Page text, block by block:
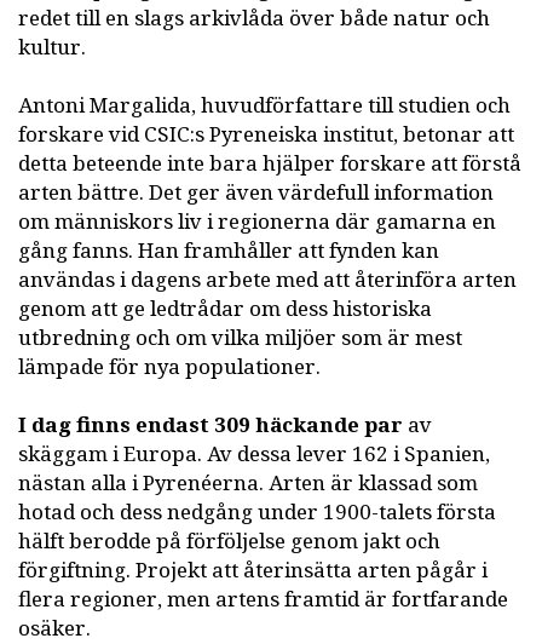
redet till en slags arkivlåda över både natur och
kultur.
Antoni Margalida, huvudförfattare till studien och
forskare vid CSIC:s Pyreneiska institut, betonar att
detta beteende inte bara hjälper forskare att förstå
arten bättre. Det ger även värdefull information
om människors liv i regionerna där gamarna en
gång fanns. Han framhåller att fynden kan
användas i dagens arbete med att återinföra arten
genom att ge ledtrådar om dess historiska
utbredning och om vilka miljöer som är mest
lämpade för nya populationer.
I dag finns endast 309 häckande par av
skäggam i Europa. Av dessa lever 162 i Spanien,
nästan alla i Pyrenéerna. Arten är klassad som
hotad och dess nedgång under 1900-talets första
hälft berodde på förföljelse genom jakt och
förgiftning. Projekt att återinsätta arten pågår i
flera regioner, men artens framtid är fortfarande
osäker.